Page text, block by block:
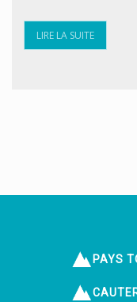
LIRE LA SUITE
PAYS